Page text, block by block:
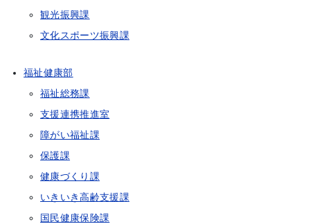
観光振興課
文化スポーツ振興課
福祉健康部
福祉総務課
支援連携推進室
障がい福祉課
保護課
健康づくり課
いきいき高齢支援課
国民健康保険課